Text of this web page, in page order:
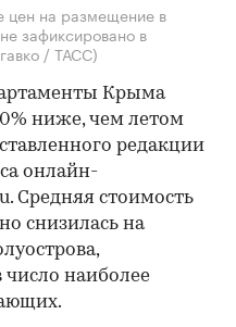
цен на размещение в
зафиксировано в
/ ТАСС)
Крыма
ниже, чем летом
редакции
онлайн-
Средняя стоимость
снизилась на
наиболее